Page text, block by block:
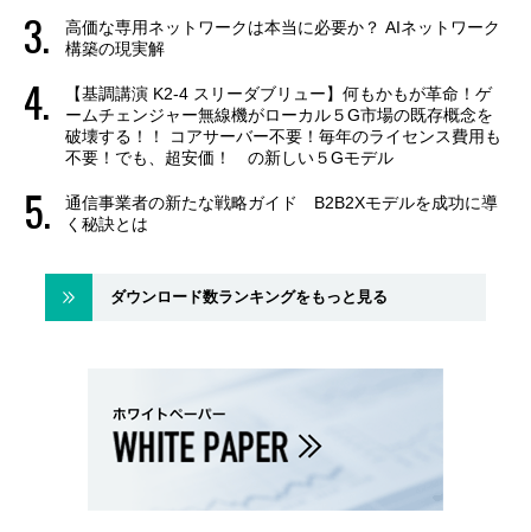
高価な専用ネットワークは本当に必要か？ AIネットワーク
構築の現実解
【基調講演 K2-4 スリーダブリュー】何もかもが革命！ゲ
ームチェンジャー無線機がローカル５G市場の既存概念を
破壊する！！ コアサーバー不要！毎年のライセンス費用も
不要！でも、超安価！ の新しい５Gモデル
通信事業者の新たな戦略ガイド B2B2Xモデルを成功に導
く秘訣とは
ダウンロード数ランキングをもっと見る